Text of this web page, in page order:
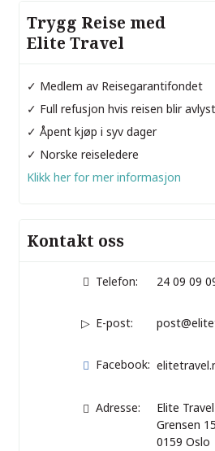
Trygg Reise med
Elite Travel
✓ Medlem av Reisegarantifondet
✓ Full refusjon hvis reisen blir avlyst
✓ Åpent kjøp i syv dager
✓ Norske reiseledere
Klikk her for mer informasjon
Kontakt oss
Telefon: 24 09 09
E-post:
Facebook:
Adresse:
Elite
Grensen 15
0159 Oslo